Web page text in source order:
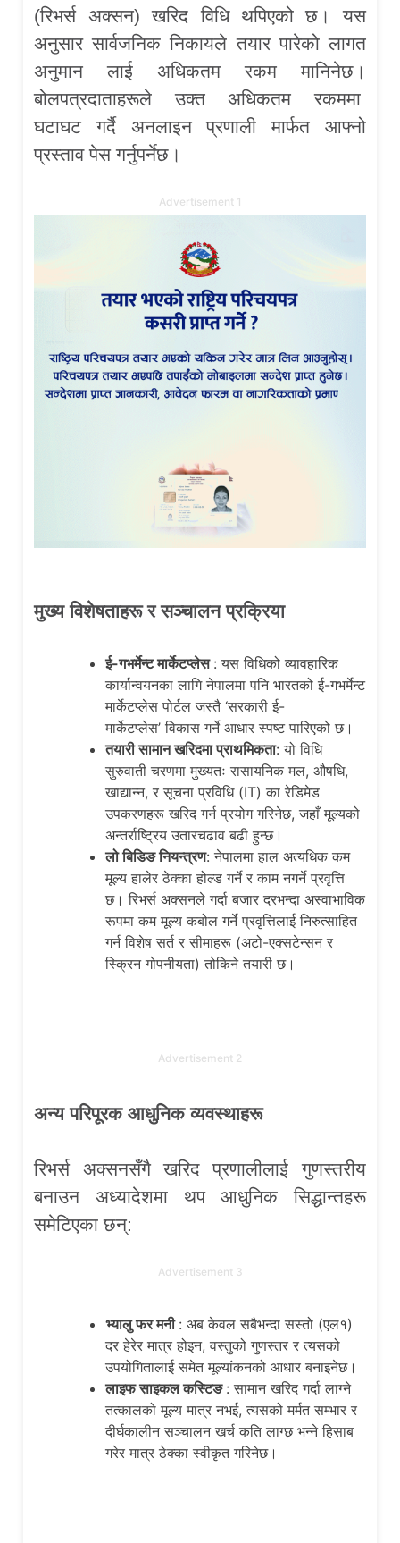
(रिभर्स अक्सन) खरिद विधि थपिएको छ। यस
अनुसार सार्वजनिक निकायले तयार पारेको लागत
अनुमान लाई अधिकतम रकम मानिनेछ।
बोलपत्रदाताहरूले उक्त अधिकतम रकममा
घटाघट गर्दै अनलाइन प्रणाली मार्फत आफ्नो
प्रस्ताव पेस गर्नुपर्नेछ।
Advertisement 1
मुख्य विशेषताहरू र सञ्चालन प्रक्रिया
ई-गभर्मेन्ट मार्केटप्लेस : यस विधिको व्यावहारिक
कार्यान्वयनका लागि नेपालमा पनि भारतको ई-गभर्मेन्ट
मार्केटप्लेस पोर्टल जस्तै ‘सरकारी ई-
मार्केटप्लेस’ विकास गर्ने आधार स्पष्ट पारिएको छ।
तयारी सामान खरिदमा प्राथमिकता: यो विधि
सुरुवाती चरणमा मुख्यतः रासायनिक मल, औषधि,
खाद्यान्न, र सूचना प्रविधि (IT) का रेडिमेड
उपकरणहरू खरिद गर्न प्रयोग गरिनेछ, जहाँ मूल्यको
अन्तर्राष्ट्रिय उतारचढाव बढी हुन्छ।
लो बिडिङ नियन्त्रण: नेपालमा हाल अत्यधिक कम
मूल्य हालेर ठेक्का होल्ड गर्ने र काम नगर्ने प्रवृत्ति
छ। रिभर्स अक्सनले गर्दा बजार दरभन्दा अस्वाभाविक
रूपमा कम मूल्य कबोल गर्ने प्रवृत्तिलाई निरुत्साहित
गर्न विशेष सर्त र सीमाहरू (अटो-एक्सटेन्सन र
स्क्रिन गोपनीयता) तोकिने तयारी छ।
Advertisement 2
अन्य परिपूरक आधुनिक व्यवस्थाहरू
रिभर्स अक्सनसँगै खरिद प्रणालीलाई गुणस्तरीय
बनाउन अध्यादेशमा थप आधुनिक सिद्धान्तहरू
समेटिएका छन्:
Advertisement 3
भ्यालु फर मनी : अब केवल सबैभन्दा सस्तो (एल१)
दर हेरेर मात्र होइन, वस्तुको गुणस्तर र त्यसको
उपयोगितालाई समेत मूल्यांकनको आधार बनाइनेछ।
लाइफ साइकल कस्टिङ : सामान खरिद गर्दा लाग्ने
तत्कालको मूल्य मात्र नभई, त्यसको मर्मत सम्भार र
दीर्घकालीन सञ्चालन खर्च कति लाग्छ भन्ने हिसाब
गरेर मात्र ठेक्का स्वीकृत गरिनेछ।